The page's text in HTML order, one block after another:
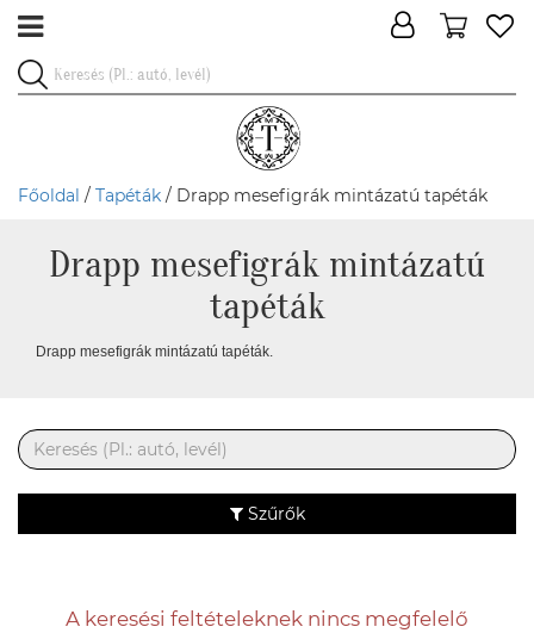
Főoldal / Tapéták / Drapp mesefigrák mintázatú tapéták
Drapp mesefigrák mintázatú
tapéták
Drapp mesefigrák mintázatú tapéták.
Szűrők
A keresési feltételeknek nincs megfelelő